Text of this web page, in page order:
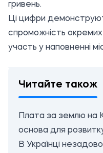
гривень.
Ці цифри
спроможність
участь у наповненні
Читайте також
Плата за землю на
основа для
В Українці